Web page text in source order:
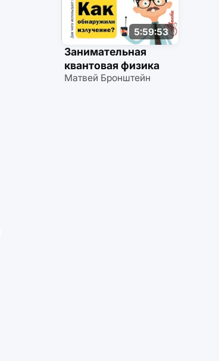
5:59:53
Занимательная
квантовая физика
Матвей Бронштейн